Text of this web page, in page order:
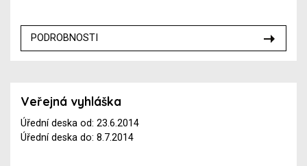
PODROBNOSTI
Veřejná vyhláška
Úřední deska od: 23.6.2014
Úřední deska do: 8.7.2014